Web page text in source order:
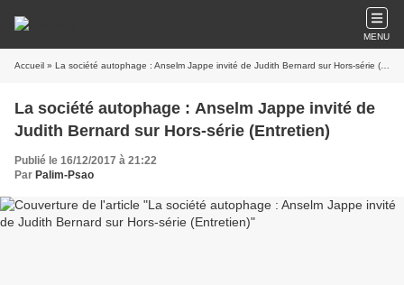
MENU
Accueil » La société autophage : Anselm Jappe invité de Judith Bernard sur Hors-série (Entretien)
La société autophage : Anselm Jappe invité de
Judith Bernard sur Hors-série (Entretien)
Publié le 16/12/2017 à 21:22
Par Palim-Psao